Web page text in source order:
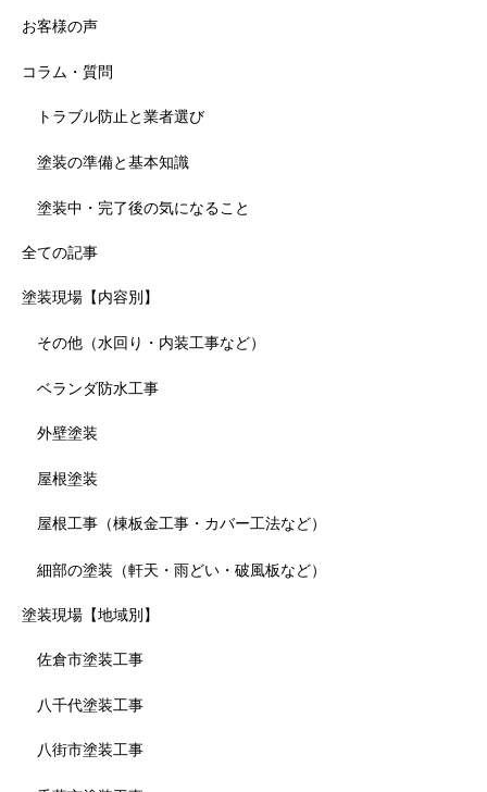
お客様の声
コラム・質問
トラブル防止と業者選び
塗装の準備と基本知識
塗装中・完了後の気になること
全ての記事
塗装現場【内容別】
その他（水回り・内装工事など）
ベランダ防水工事
外壁塗装
屋根塗装
屋根工事（棟板金工事・カバー工法など）
細部の塗装（軒天・雨どい・破風板など）
塗装現場【地域別】
佐倉市塗装工事
八千代塗装工事
八街市塗装工事